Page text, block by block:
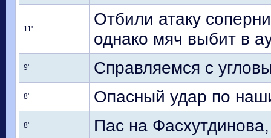
11'
Отбили атаку
однако мяч выбит в
9' Справляемся с
8' Опасный удар по
8' Пас на